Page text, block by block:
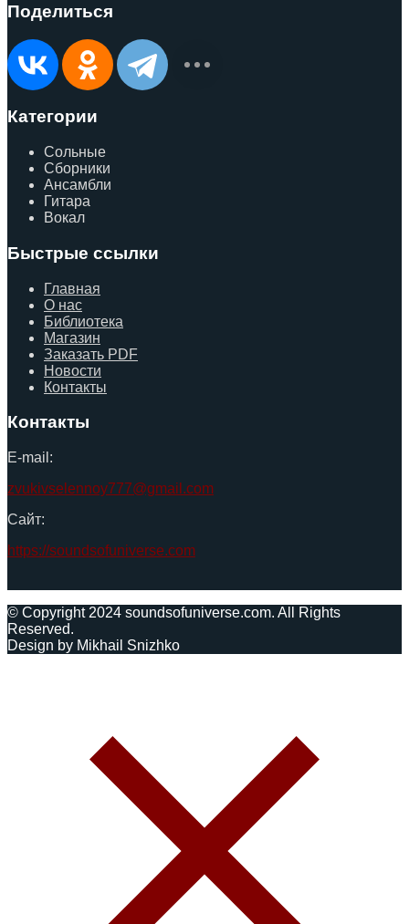
Поделиться
Категории
Сольные
Сборники
Ансамбли
Гитара
Вокал
Быстрые ссылки
Главная
О нас
Библиотека
Магазин
Заказать PDF
Новости
Контакты
Контакты
E-mail:
zvukivselennoy777@gmail.com
Сайт:
https://soundsofuniverse.com
© Copyright 2024 soundsofuniverse.com. All Rights
Reserved.
Design by Mikhail Snizhko